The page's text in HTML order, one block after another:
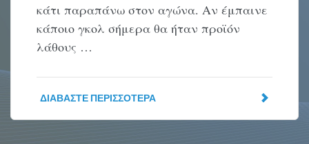
κάτι παραπάνω στον αγώνα. Αν έμπαινε
κάποιο γκολ σήμερα θα ήταν προϊόν
λάθους …
ΔΙΑΒΆΣΤΕ ΠΕΡΙΣΣΌΤΕΡΑ